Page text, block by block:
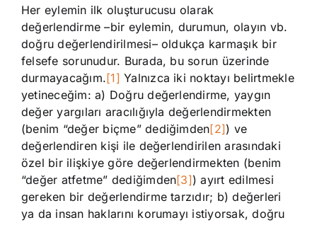
Her eylemin ilk oluşturucusu olarak
değerlendirme –bir eylemin, durumun, olayın vb.
doğru değerlendirilmesi– oldukça karmaşık bir
felsefe sorunudur. Burada, bu sorun üzerinde
durmayacağım.[1] Yalnızca iki noktayı belirtmekle
yetineceğim: a) Doğru değerlendirme, yaygın
değer yargıları aracılığıyla değerlendirmekten
(benim “değer biçme” dediğimden[2]) ve
değerlendiren kişi ile değerlendirilen arasındaki
özel bir ilişkiye göre değerlendirmekten (benim
“değer atfetme” dediğimden[3]) ayırt edilmesi
gereken bir değerlendirme tarzıdır; b) değerleri
ya da insan haklarını korumayı istiyorsak, doğru